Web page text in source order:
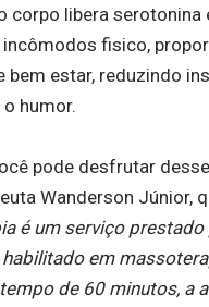
corpo libera serotonina
fisico,
bem estar, reduzindo
humor.
pode desfrutar
Wanderson Júnior,
é um serviço prestado
em
de 60 minutos, a